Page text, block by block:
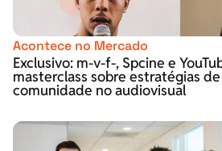
Acontece no Mercado
Exclusivo: m-v-f-, Spcine e
masterclass sobre estratégias
comunidade no audiovisual